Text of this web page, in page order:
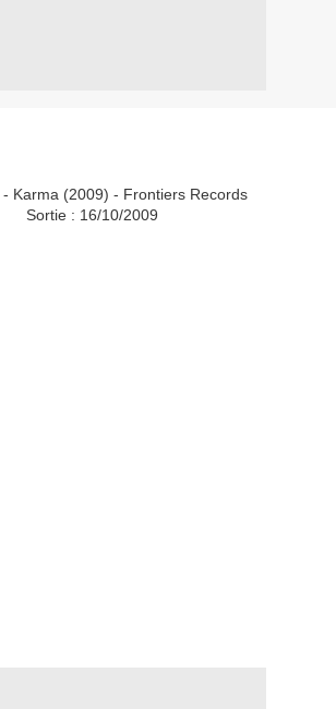
- Karma (2009) - Frontiers Records
Sortie : 16/10/2009